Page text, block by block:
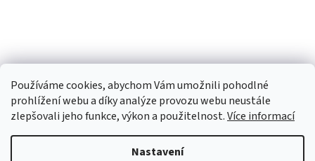
Používáme cookies, abychom Vám umožnili pohodlné
prohlížení webu a díky analýze provozu webu neustále
zlepšovali jeho funkce, výkon a použitelnost.Více informací
Nastavení
Vytvořil Shoptet